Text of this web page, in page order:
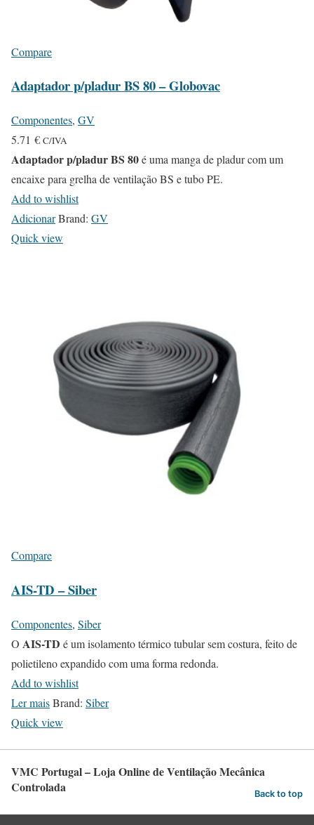
Compare
Adaptador p/pladur BS 80 – Globovac
Componentes, GV
5.71 € C/IVA
Adaptador p/pladur BS 80é uma manga de pladur com um
encaixe para grelha de ventilação BS e tubo PE.
Add to wishlist
AdicionarBrand: GV
Quick view
Compare
AIS-TD – Siber
Componentes, Siber
O AIS-TD é um isolamento térmico tubular sem costura, feito de
polietileno expandido com uma forma redonda.
Add to wishlist
Ler maisBrand: Siber
Quick view
VMC Portugal – Loja Online de Ventilação Mecânica
Controlada
Back to top